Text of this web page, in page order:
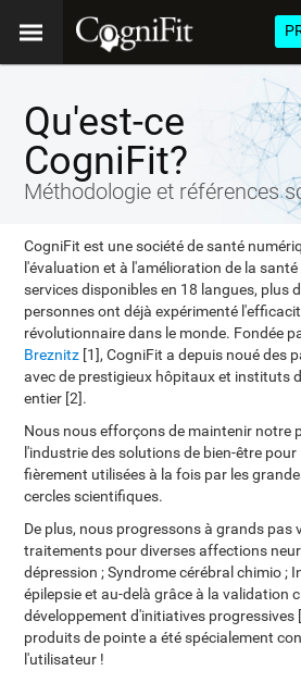
Qu'est-ce
CogniFit?
Méthodologie et références
CogniFit est une société de santé
l'évaluation et à l'amélioration de la
services disponibles en 18 langues, plus
personnes ont déjà expérimenté
révolutionnaire dans le monde. Fondée
Breznitz [1], CogniFit a depuis noué des
avec de prestigieux hôpitaux et instituts
entier [2].
Nous nous efforçons de maintenir notre
l'industrie des solutions de bien-être
fièrement utilisées à la fois par les
cercles scientifiques.
De plus, nous progressons à grands pas
traitements pour diverses affections
dépression ; Syndrome cérébral chimio ;
épilepsie et au-delà grâce à la validation
développement d'initiatives progressives
produits de pointe a été spécialement
l'utilisateur !